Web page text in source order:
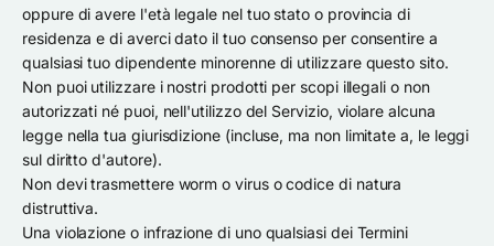
oppure di avere l'età legale nel tuo stato o provincia di
residenza e di averci dato il tuo consenso per consentire a
qualsiasi tuo dipendente minorenne di utilizzare questo sito.
Non puoi utilizzare i nostri prodotti per scopi illegali o non
autorizzati né puoi, nell'utilizzo del Servizio, violare alcuna
legge nella tua giurisdizione (incluse, ma non limitate a, le leggi
sul diritto d'autore).
Non devi trasmettere worm o virus o codice di natura
distruttiva.
Una violazione o infrazione di uno qualsiasi dei Termini